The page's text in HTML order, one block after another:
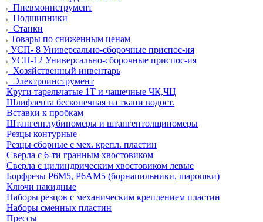
Пневмоинструмент
Подшипники
Станки
Товары по сниженным ценам
УСП- 8 Универсально-сборочные приспос-ия
УСП-12 Универсально-сборочные приспос-ия
Хозяйственный инвентарь
Электроинструмент
Круги тарельчатые 1Т и чашечные ЧК,ЧЦ
Шлифлента бесконечная на ткани водост.
Вставки к пробкам
Штангенглубиномеры и штангентолщиномеры
Резцы контурные
Резцы сборные с мех. крепл. пластин
Сверла с 6-ти гранным хвостовиком
Сверла с цилиндрическим хвостовиком левые
Борфрезы Р6М5, Р6АМ5 (борнапильники, шарошки)
Ключи накидные
Наборы резцов с механическим креплением пластин
Наборы сменных пластин
Прессы